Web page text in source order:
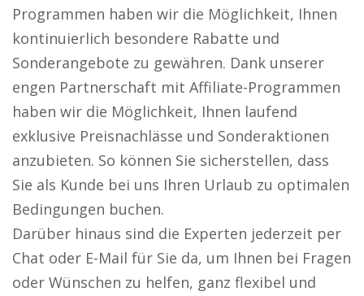
Programmen haben wir die Möglichkeit, Ihnen
kontinuierlich besondere Rabatte und
Sonderangebote zu gewähren. Dank unserer
engen Partnerschaft mit Affiliate-Programmen
haben wir die Möglichkeit, Ihnen laufend
exklusive Preisnachlässe und Sonderaktionen
anzubieten. So können Sie sicherstellen, dass
Sie als Kunde bei uns Ihren Urlaub zu optimalen
Bedingungen buchen.
Darüber hinaus sind die Experten jederzeit per
Chat oder E-Mail für Sie da, um Ihnen bei Fragen
oder Wünschen zu helfen, ganz flexibel und